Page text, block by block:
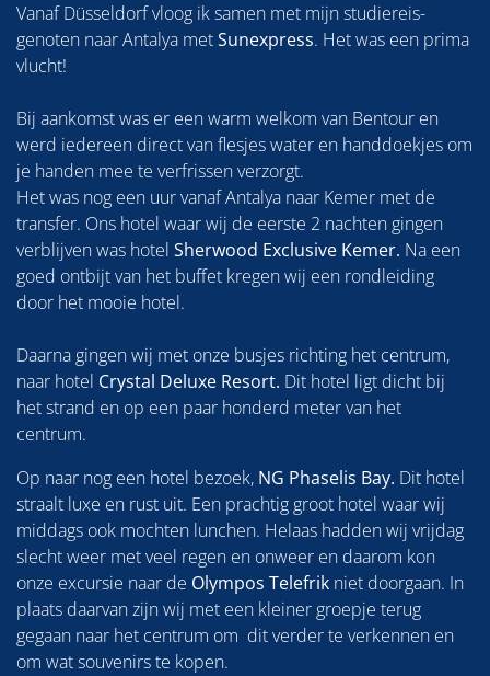
Vanaf Düsseldorf vloog ik samen met mijn studiereis-
genoten naar Antalya metSunexpress. Het was een prima
vlucht!
Bij aankomst was er een warm welkom van Bentour en
werd iedereen direct van flesjes water en handdoekjes om
je handen mee te verfrissen verzorgt.
Het was nog een uur vanaf Antalya naar Kemer met de
transfer. Ons hotel waar wij de eerste 2 nachten gingen
verblijven was hotel Sherwood Exclusive Kemer. Na een
goed ontbijt van het buffet kregen wij een rondleiding
door het mooie hotel.
Daarna gingen wij met onze busjes richting het centrum,
naar hotel Crystal Deluxe Resort. Dit hotel ligt dicht bij
het strand en op een paar honderd meter van het
centrum.
Op naar nog een hotel bezoek, NG Phaselis Bay. Dit hotel
straalt luxe en rust uit. Een prachtig groot hotel waar wij
middags ook mochten lunchen. Helaas hadden wij vrijdag
slecht weer met veel regen en onweer en daarom kon
onze excursie naar de Olympos Telefrik niet doorgaan. In
plaats daarvan zijn wij met een kleiner groepje terug
gegaan naar het centrum om dit verder te verkennen en
om wat souvenirs te kopen.